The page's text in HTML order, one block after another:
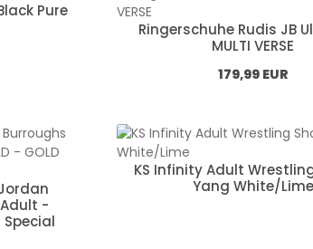
Pure
Ringerschuhe Rudis JB
MULTI VERSE
Normál ár:
179,99 EUR
-
Special
KS Infinity Adult
Yang White/Lime